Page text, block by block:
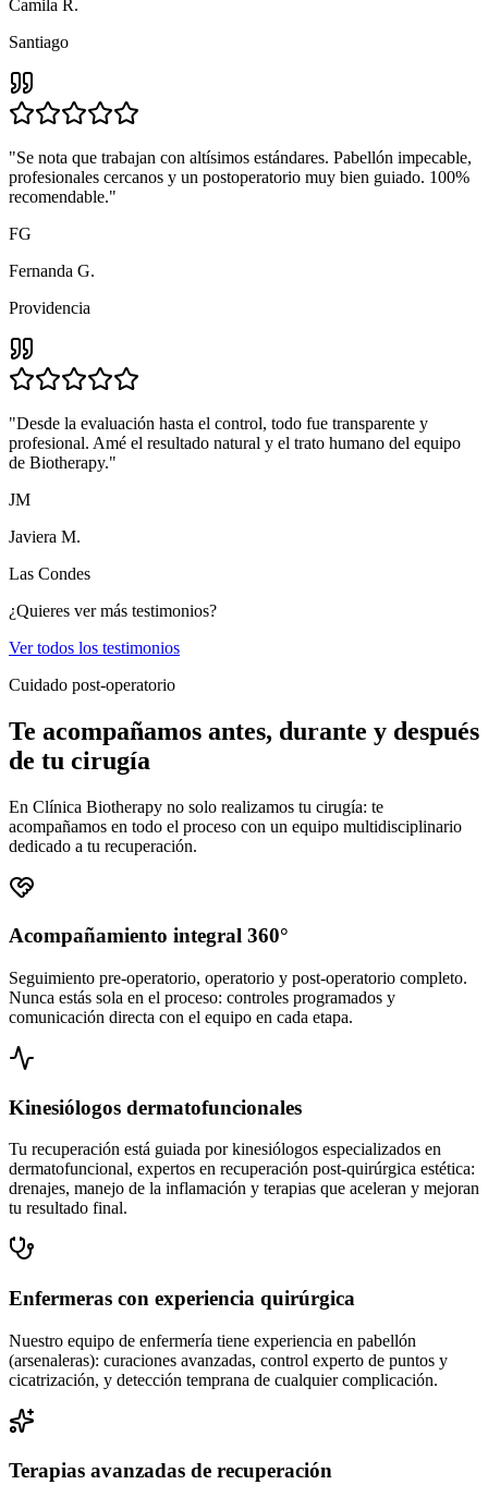
Camila R.
Santiago
"Se nota que trabajan con altísimos estándares. Pabellón impecable,
profesionales cercanos y un postoperatorio muy bien guiado. 100%
recomendable."
FG
Fernanda G.
Providencia
"Desde la evaluación hasta el control, todo fue transparente y
profesional. Amé el resultado natural y el trato humano del equipo
de Biotherapy."
JM
Javiera M.
Las Condes
¿Quieres ver más testimonios?
Ver todos los testimonios
Cuidado post-operatorio
Te acompañamos antes, durante y después
de tu cirugía
En Clínica Biotherapy no solo realizamos tu cirugía: te
acompañamos en todo el proceso con un equipo multidisciplinario
dedicado a tu recuperación.
Acompañamiento integral 360°
Seguimiento pre-operatorio, operatorio y post-operatorio completo.
Nunca estás sola en el proceso: controles programados y
comunicación directa con el equipo en cada etapa.
Kinesiólogos dermatofuncionales
Tu recuperación está guiada por kinesiólogos especializados en
dermatofuncional, expertos en recuperación post-quirúrgica estética:
drenajes, manejo de la inflamación y terapias que aceleran y mejoran
tu resultado final.
Enfermeras con experiencia quirúrgica
Nuestro equipo de enfermería tiene experiencia en pabellón
(arsenaleras): curaciones avanzadas, control experto de puntos y
cicatrización, y detección temprana de cualquier complicación.
Terapias avanzadas de recuperación